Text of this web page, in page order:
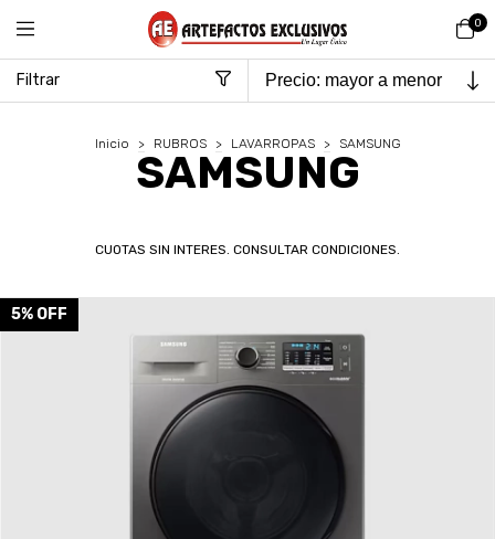
0
Filtrar
Inicio > RUBROS > LAVARROPAS > SAMSUNG
SAMSUNG
CUOTAS SIN INTERES. CONSULTAR CONDICIONES.
5% OFF